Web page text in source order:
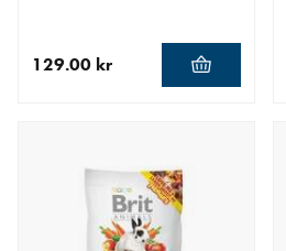
129.00 kr